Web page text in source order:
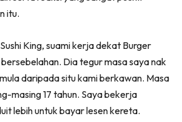
itu.
King, suami kerja dekat Burger
bersebelahan. Dia tegur masa saya nak
daripada situ kami berkawan. Masa
masing 17 tahun. Saya bekerja
lebih untuk bayar lesen kereta.